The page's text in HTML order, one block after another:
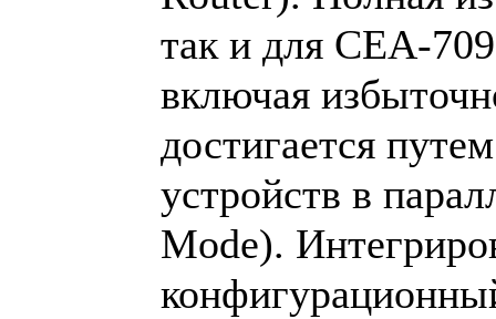
так и для CEA-
включая
достигается
устройств в
Mode).